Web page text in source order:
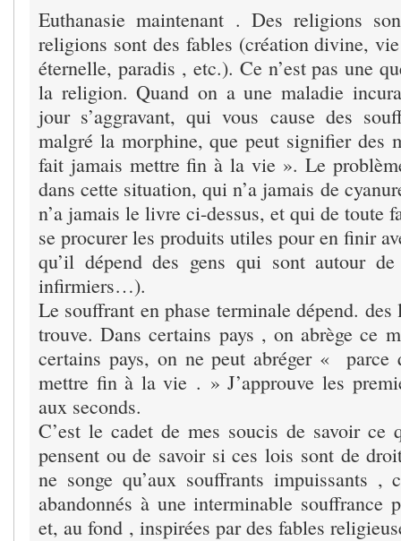
Euthanasie maintenant . Des religions
religions sont des fables (création divine,
éternelle, paradis , etc.). Ce n’est pas une
la religion. Quand on a une maladie
jour s’aggravant, qui vous cause des
malgré la morphine, que peut signifier des
fait jamais mettre fin à la vie ». Le
dans cette situation, qui n’a jamais de
n’a jamais le livre ci-dessus, et qui de toute
se procurer les produits utiles pour en finir
qu’il dépend des gens qui sont autour
infirmiers…).
Le souffrant en phase terminale dépend.
trouve. Dans certains pays , on abrège ce
certains pays, on ne peut abréger « parce
mettre fin à la vie . » J’approuve les
aux seconds.
C’est le cadet de mes soucis de savoir ce
pensent ou de savoir si ces lois sont de
ne songe qu’aux souffrants impuissants
abandonnés à une interminable souffrance
et, au fond , inspirées par des fables